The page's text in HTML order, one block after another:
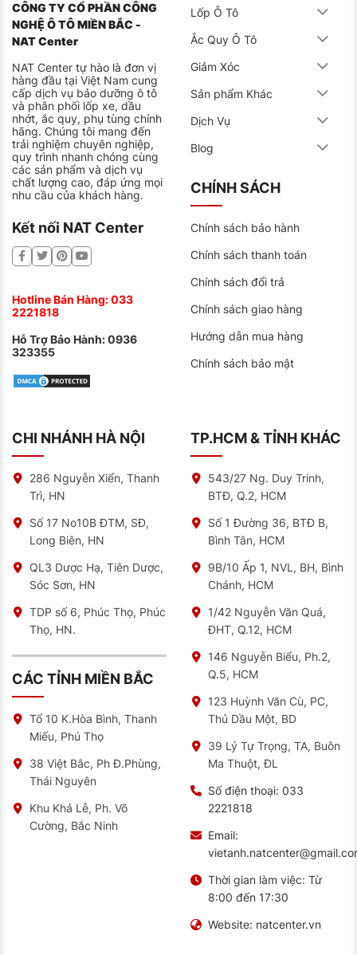
CÔNG TY CỔ PHẦN CÔNG
NGHỆ Ô TÔ MIỀN BẮC -
NAT Center
NAT Center tự hào là đơn vị
hàng đầu tại Việt Nam cung
cấp dịch vụ bảo dưỡng ô tô
và phân phối lốp xe, dầu
nhớt, ắc quy, phụ tùng chính
hãng. Chúng tôi mang đến
trải nghiệm chuyên nghiệp,
quy trình nhanh chóng cùng
các sản phẩm và dịch vụ
chất lượng cao, đáp ứng mọi
nhu cầu của khách hàng.
Kết nối NAT Center
Hotline Bán Hàng:033
2221818
Hỗ Trợ Bảo Hành:0936
323355
Lốp Ô Tô
Ắc Quy Ô Tô
Giảm Xóc
Sản phẩm Khác
Dịch Vụ
Blog
CHÍNH SÁCH
Chính sách bảo hành
Chính sách thanh toán
Chính sách đổi trả
Chính sách giao hàng
Hướng dẫn mua hàng
Chính sách bảo mật
CHI NHÁNH HÀ NỘI
286 Nguyễn Xiển, Thanh
Trì, HN
Số 17 No10B ĐTM, SĐ,
Long Biên, HN
QL3 Dược Hạ, Tiên Dược,
Sóc Sơn, HN
TDP số 6, Phúc Thọ, Phúc
Thọ, HN.
CÁC TỈNH MIỀN BẮC
Tổ 10 K.Hòa Bình, Thanh
Miếu, Phú Thọ
38 Việt Bắc, Ph Đ.Phùng,
Thái Nguyên
Khu Khả Lễ, Ph. Võ
Cường, Bắc Ninh
TP.HCM & TỈNH KHÁC
543/27 Ng. Duy Trinh,
BTĐ, Q.2, HCM
Số 1 Đường 36, BTĐ B,
Bình Tân, HCM
9B/10 Ấp 1, NVL, BH, Bình
Chánh, HCM
1/42 Nguyễn Văn Quá,
ĐHT, Q.12, HCM
146 Nguyễn Biểu, Ph.2,
Q.5, HCM
123 Huỳnh Văn Cù, PC,
Thủ Dầu Một, BD
39 Lý Tự Trọng, TA, Buôn
Ma Thuột, ĐL
Số điện thoại: 033
2221818
Email:
Thời gian làm việc: Từ
8:00 đến 17:30
Website: natcenter.vn